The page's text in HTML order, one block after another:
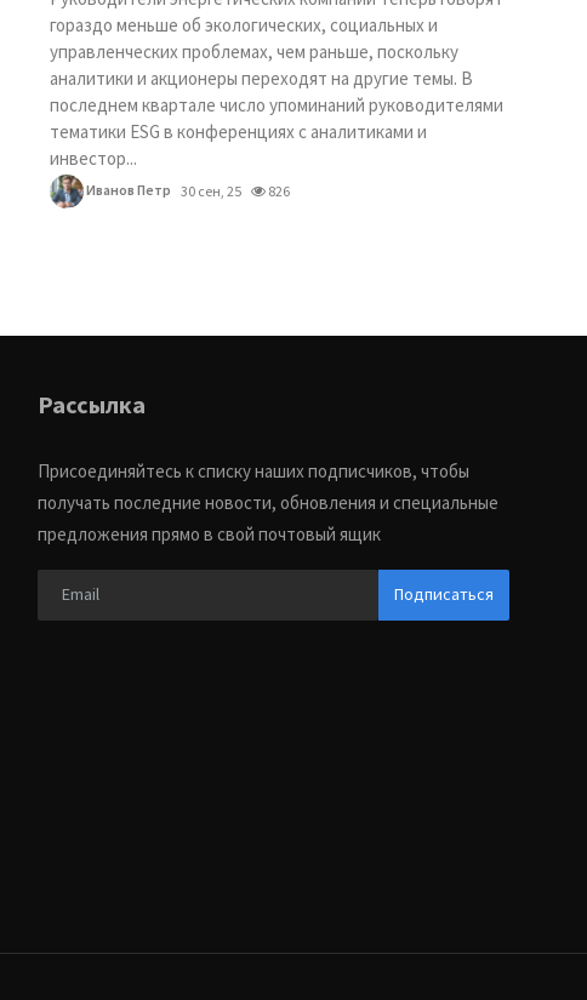
гораздо меньше об экологических, социальных и
управленческих проблемах, чем раньше, поскольку
аналитики и акционеры переходят на другие темы. В
последнем квартале число упоминаний руководителями
тематики ESG в конференциях с аналитиками и
инвестор...
Иванов Петр 30 сен, 25 826
Рассылка
Присоединяйтесь к списку наших подписчиков, чтобы
получать последние новости, обновления и специальные
предложения прямо в свой почтовый ящик
Подписаться